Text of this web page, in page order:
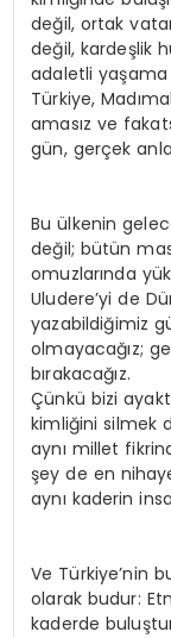
değil, ortak
değil, kardeşlik
adaletli yaşama
Türkiye,
amasız ve
gün, gerçek
Bu ülkenin
değil; bütün
omuzlarında
Uludere’yi de
yazabildiğimiz
olmayacağız;
bırakacağız.
Çünkü bizi
kimliğini silmek
aynı millet
şey de en
aynı kaderin
Ve Türkiye’nin
olarak budur:
kaderde